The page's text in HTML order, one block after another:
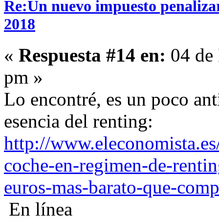
Re:Un nuevo impuesto
2018
« Respuesta #14 en: 04
pm »
Lo encontré, es un poco
esencia del renting:
http://
coche-en-regimen-de-
euros-mas-barato-que-
En línea